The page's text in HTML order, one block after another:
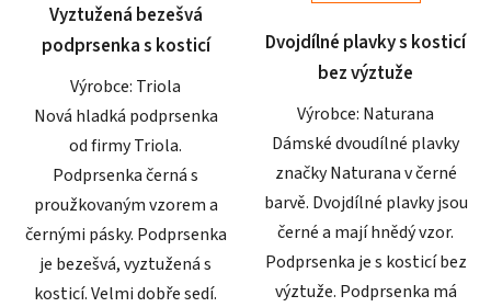
hvězdiček.
Vyztužená bezešvá
podprsenka s kosticí
Výrobce: Triola
Nová hladká podprsenka
od firmy Triola.
Podprsenka černá s
proužkovaným vzorem a
černými pásky. Podprsenka
je bezešvá, vyztužená s
kosticí. Velmi dobře sedí.
Dvojdílné plavky s kosticí
bez výztuže
Výrobce: Naturana
Dámské dvoudílné plavky
značky Naturana v černé
barvě. Dvojdílné plavky jsou
černé a mají hnědý vzor.
Podprsenka je s kosticí bez
výztuže. Podprsenka má